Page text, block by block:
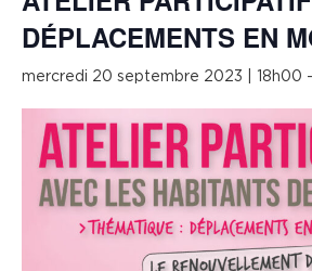
DÉPLACEMENTS EN
mercredi 20 septembre 2023 | 18h00 -